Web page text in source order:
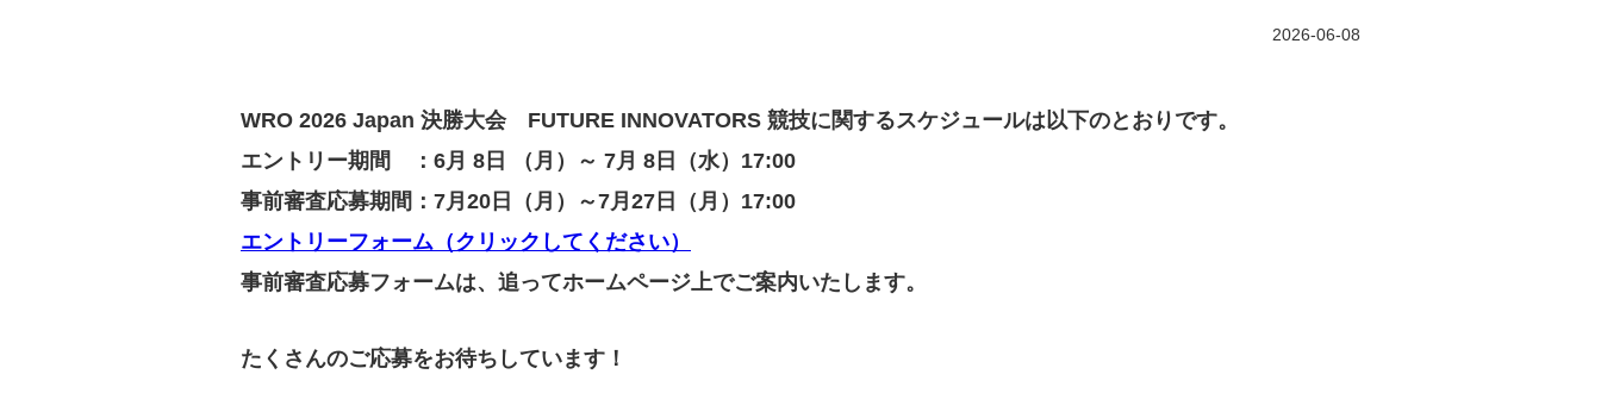
2026-06-08
WRO 2026 Japan 決勝大会 FUTURE INNOVATORS 競技に関するスケジュールは以下のとおりです。
エントリー期間 ：6月 8日 （月）～ 7月 8日（水）17:00
事前審査応募期間：7月20日（月）～7月27日（月）17:00
エントリーフォーム（クリックしてください）
事前審査応募フォームは、追ってホームページ上でご案内いたします。
‍たくさんのご応募をお待ちしています！